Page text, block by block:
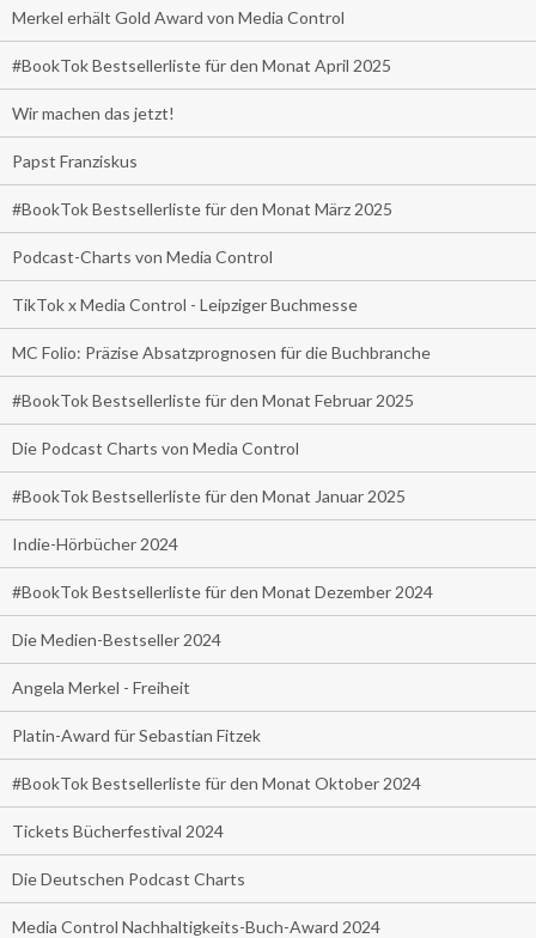
Merkel erhält Gold Award von Media Control
#BookTok Bestsellerliste für den Monat April 2025
Wir machen das jetzt!
Papst Franziskus
#BookTok Bestsellerliste für den Monat März 2025
Podcast-Charts von Media Control
TikTok x Media Control - Leipziger Buchmesse
MC Folio: Präzise Absatzprognosen für die Buchbranche
#BookTok Bestsellerliste für den Monat Februar 2025
Die Podcast Charts von Media Control
#BookTok Bestsellerliste für den Monat Januar 2025
Indie-Hörbücher 2024
#BookTok Bestsellerliste für den Monat Dezember 2024
Die Medien-Bestseller 2024
Angela Merkel - Freiheit
Platin-Award für Sebastian Fitzek
#BookTok Bestsellerliste für den Monat Oktober 2024
Tickets Bücherfestival 2024
Die Deutschen Podcast Charts
Media Control Nachhaltigkeits-Buch-Award 2024